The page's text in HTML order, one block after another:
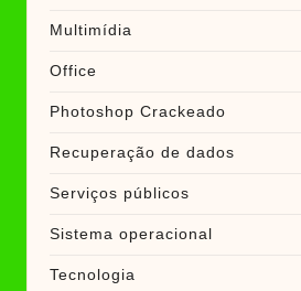
Multimídia
Office
Photoshop Crackeado
Recuperação de dados
Serviços públicos
Sistema operacional
Tecnologia